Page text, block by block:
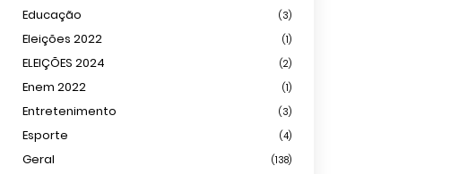
Educação (3)
Eleições 2022 (1)
ELEIÇÕES 2024 (2)
Enem 2022 (1)
Entretenimento (3)
Esporte (4)
Geral (138)